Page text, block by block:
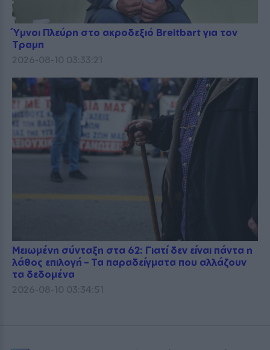
Ύμνοι Πλεύρη στο ακροδεξιό Breitbart για τον
Τραμπ
2026-08-10 03:33:21
Μειωμένη σύνταξη στα 62: Γιατί δεν είναι πάντα η
λάθος επιλογή – Τα παραδείγματα που αλλάζουν
τα δεδομένα
2026-08-10 03:34:51